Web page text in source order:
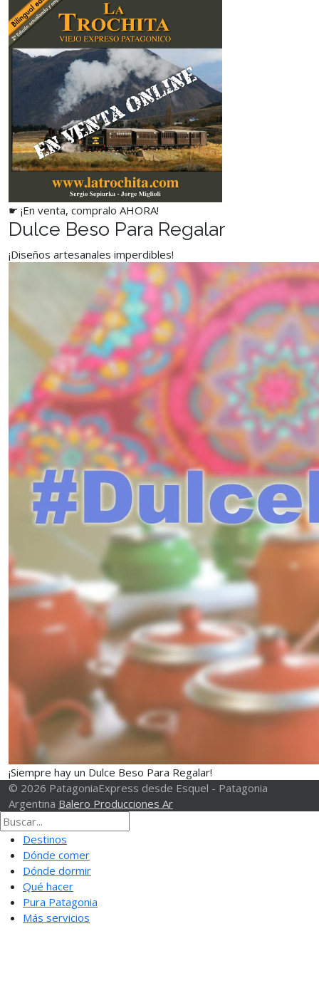
☛ ¡En venta, compralo AHORA!
Dulce Beso Para Regalar
¡Diseños artesanales imperdibles!
¡Siempre hay un Dulce Beso Para Regalar!
© 2026 PatagoniaExpress desde Esquel - Patagonia
Argentina Balero Producciones Ar
Destinos
Dónde comer
Dónde dormir
Qué hacer
Pura Patagonia
Más servicios